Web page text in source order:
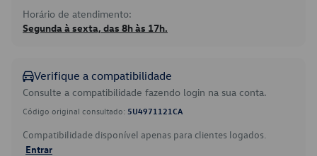
Horário de atendimento:
Segunda à sexta, das 8h às 17h.
Verifique a compatibilidade
Consulte a compatibilidade fazendo login na sua conta.
Código original consultado: 5U4971121CA
Compatibilidade disponível apenas para clientes logados.
Entrar